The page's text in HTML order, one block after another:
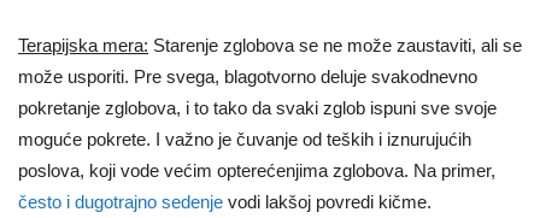
Terapijska mera: Starenje zglobova se ne može zaustaviti, ali se
može usporiti. Pre svega, blagotvorno deluje svakodnevno
pokretanje zglobova, i to tako da svaki zglob ispuni sve svoje
moguće pokrete. I važno je čuvanje od teških i iznurujućih
poslova, koji vode većim opterećenjima zglobova. Na primer,
često i dugotrajno sedenje vodi lakšoj povredi kičme.